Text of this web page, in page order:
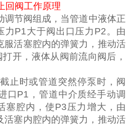
回阀工作原理
调节阀组成，当管道中液体正
力P1大于阀出口压力P2。由
服活塞腔内的弹簧力，推动活
开，液体从阀前流向阀后，
止时或管道突然停泵时，阀
口P1，管道中介质经手动调
塞腔内，使P3压力增大，由
活塞内腔内的弹簧力，推动活